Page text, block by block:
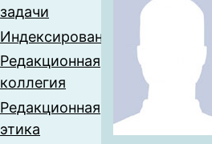
задачи
Индексирование
Редакционная
коллегия
Редакционная
этика